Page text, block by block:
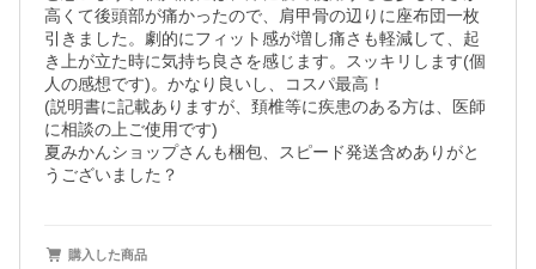
高くて後頭部が痛かったので、肩甲骨の辺りに座布団一枚
引きました。劇的にフィット感が増し痛さも軽減して、起
き上が立た時に気持ち良さを感じます。スッキリします(個
人の感想です)。かなり良いし、コスパ最高！
(説明書に記載ありますが、頚椎等に疾患のある方は、医師
に相談の上ご使用です)
夏みかんショップさんも梱包、スピード発送含めありがと
うございました？
購入した商品